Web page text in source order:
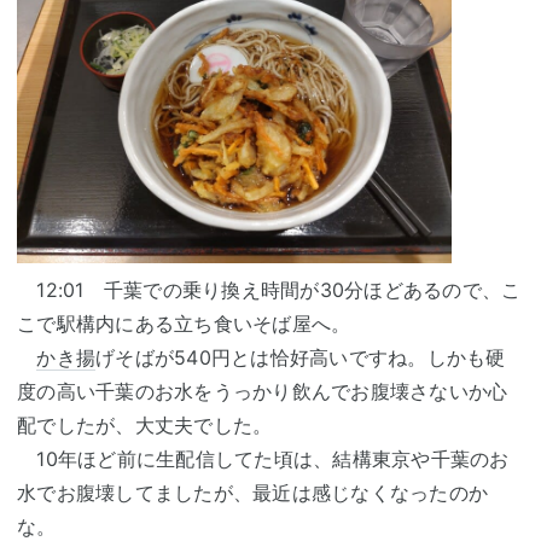
12:01 千葉での乗り換え時間が30分ほどあるので、こ
こで駅構内にある立ち食いそば屋へ。
かき揚げそばが540円とは恰好高いですね。しかも硬
度の高い千葉のお水をうっかり飲んでお腹壊さないか心
配でしたが、大丈夫でした。
10年ほど前に生配信してた頃は、結構東京や千葉のお
水でお腹壊してましたが、最近は感じなくなったのか
な。